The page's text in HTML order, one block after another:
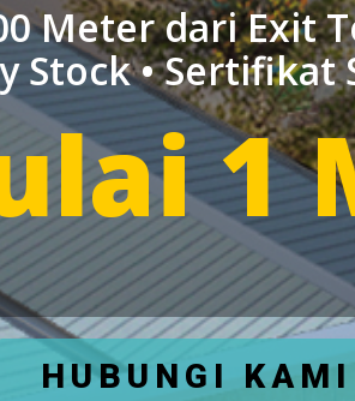
Meter dari Exit
Stock • Sertifikat
1
HUBUNGI KAMI